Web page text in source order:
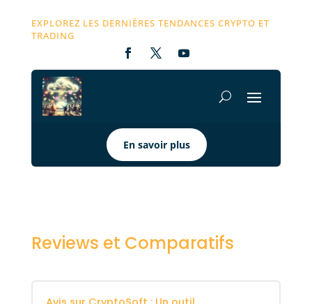
EXPLOREZ LES DERNIÈRES TENDANCES CRYPTO ET
TRADING
En savoir plus
Reviews et Comparatifs